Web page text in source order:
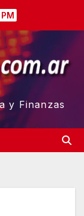
y Finanzas